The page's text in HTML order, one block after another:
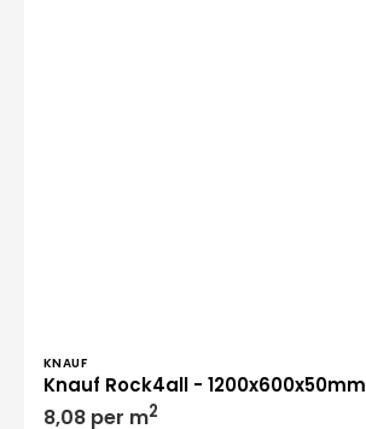
KNAUF
Knauf Rock4all - 1200x600x50mm
Normale
8,08 per m2